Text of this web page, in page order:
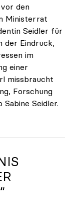
den
Ministerrat
Seidler für
der Eindruck,
im
einer
missbraucht
Forschung
Sabine Seidler.